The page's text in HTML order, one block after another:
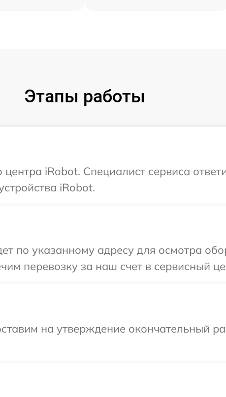
Этапы работы
центра iRobot. Специалист сервиса
iRobot.
по указанному адресу для осмотра
перевозку за наш счет в сервисный
на утверждение окончательный